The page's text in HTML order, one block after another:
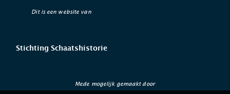
Dit is een website van
Stichting Schaatshistorie
Mede mogelijk gemaakt door